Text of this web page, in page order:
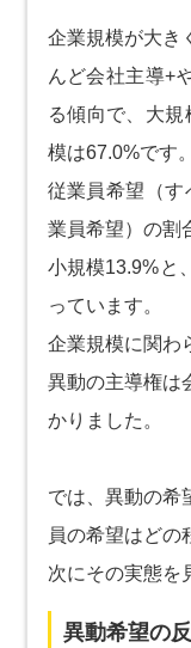
企業規模が大き
んど会社主導+
る傾向で、大
模は67.0%です。
従業員希望（す
業員希望）の割
小規模13.9%と
っています。
企業規模に関わ
異動の主導権は
かりました。
では、異動の希
員の希望はどの
次にその実態を
異動希望の